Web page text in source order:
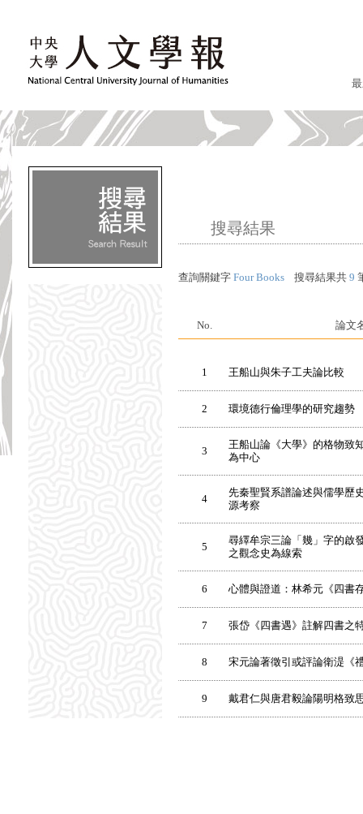
搜尋結果
查詢關鍵字 Four Books 搜尋結果共 9
No. 論文
1 王船山與朱子工夫論比較
2 環境德行倫理學的研究趨勢
3
王船山論《大學》的格物致
為中心
4
先秦聖賢系譜論述與儒學歷
源考察
5
尋繹牟宗三論「幾」字的啟
之觀念史為線索
6 心體與證道：林希元《四書
7 張岱《四書遇》註解四書之
8 宋元論著徵引或評論衛湜《
9 戴君仁與唐君毅論陽明格致